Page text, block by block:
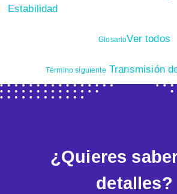
Estabilidad
GlosarioVer todos
Término siguiente Transmisión
¿Quieres
detalles?